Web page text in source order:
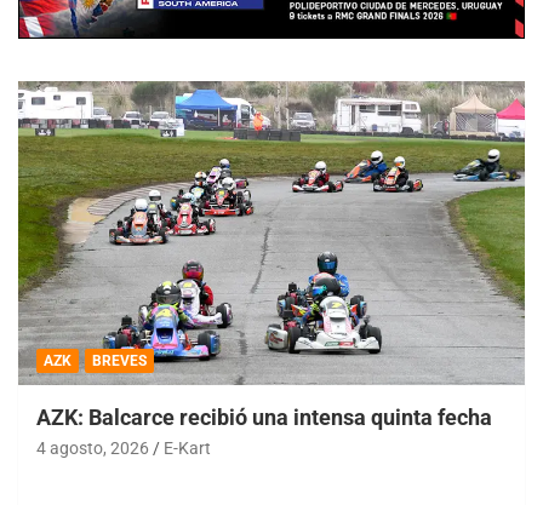
AZK BREVES
AZK: Balcarce recibió una intensa quinta fecha
4 agosto, 2026 E-Kart